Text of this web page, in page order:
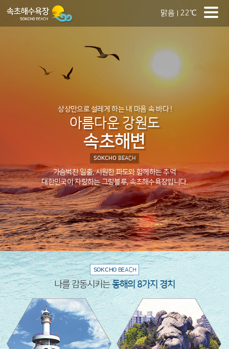
맑음 22℃
상상만으로 설레게 하는 내 마음 속 바다 !
아름다운 강원도
속초해변
SOKCHO BEACH
가슴벅찬 일출, 시원한 파도와 함께하는 추억
대한민국이 자랑하는 그랑블루, 속초해수욕장입니다.
SOKCHOBEACH
나를 감동시키는동해의 8가지 경치